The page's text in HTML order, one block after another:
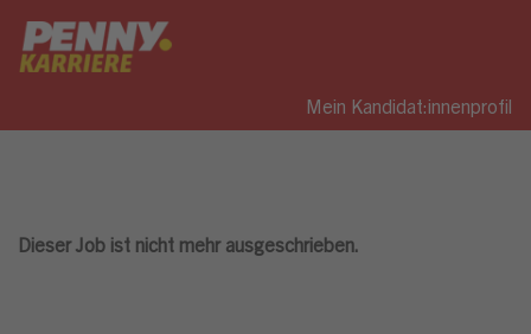
Mein Kandidat:innenprofil
Dieser Job ist nicht mehr ausgeschrieben.